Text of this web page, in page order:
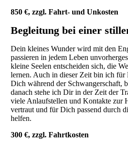
850 €, zzgl. Fahrt- und Unkosten
Begleitung bei einer
Dein kleines Wunder wird mit den
passieren in jedem Leben
kleine Seelen entscheiden sich, die
lernen. Auch in dieser Zeit bin ich für
Dich während der Schwangerschaft,
danach stehe ich Dir in der Zeit der
viele Anlaufstellen und Kontakte zur
vertraut und für Dich passend durch
helfen.
300 €, zzgl. Fahrtkosten